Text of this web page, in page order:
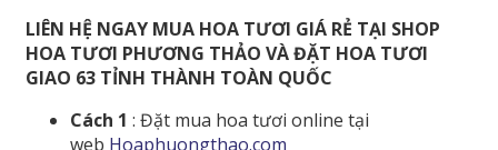
LIÊN HỆ NGAY MUA HOA TƯƠI GIÁ RẺ TẠI SHOP
HOA TƯƠI PHƯƠNG THẢO VÀ ĐẶT HOA TƯƠI
GIAO 63 TỈNH THÀNH TOÀN QUỐC
Cách 1 : Đặt mua hoa tươi online tại
web Hoaphuongthao.com